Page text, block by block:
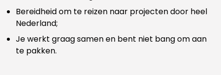
Bereidheid om te reizen naar projecten door heel
Nederland;
Je werkt graag samen en bent niet bang om aan
te pakken.